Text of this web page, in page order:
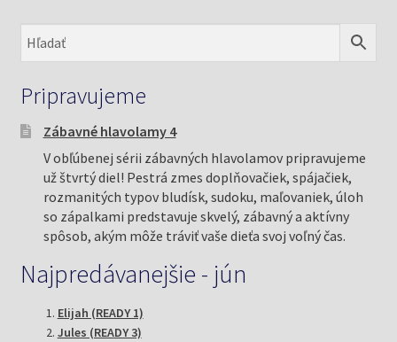
Pripravujeme
Zábavné hlavolamy 4
V obľúbenej sérii zábavných hlavolamov pripravujeme
už štvrtý diel! Pestrá zmes doplňovačiek, spájačiek,
rozmanitých typov bludísk, sudoku, maľovaniek, úloh
so zápalkami predstavuje skvelý, zábavný a aktívny
spôsob, akým môže tráviť vaše dieťa svoj voľný čas.
Najpredávanejšie - jún
Elijah (READY 1)
Jules (READY 3)